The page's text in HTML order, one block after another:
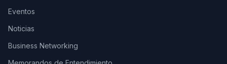
Eventos
Noticias
Business Networking